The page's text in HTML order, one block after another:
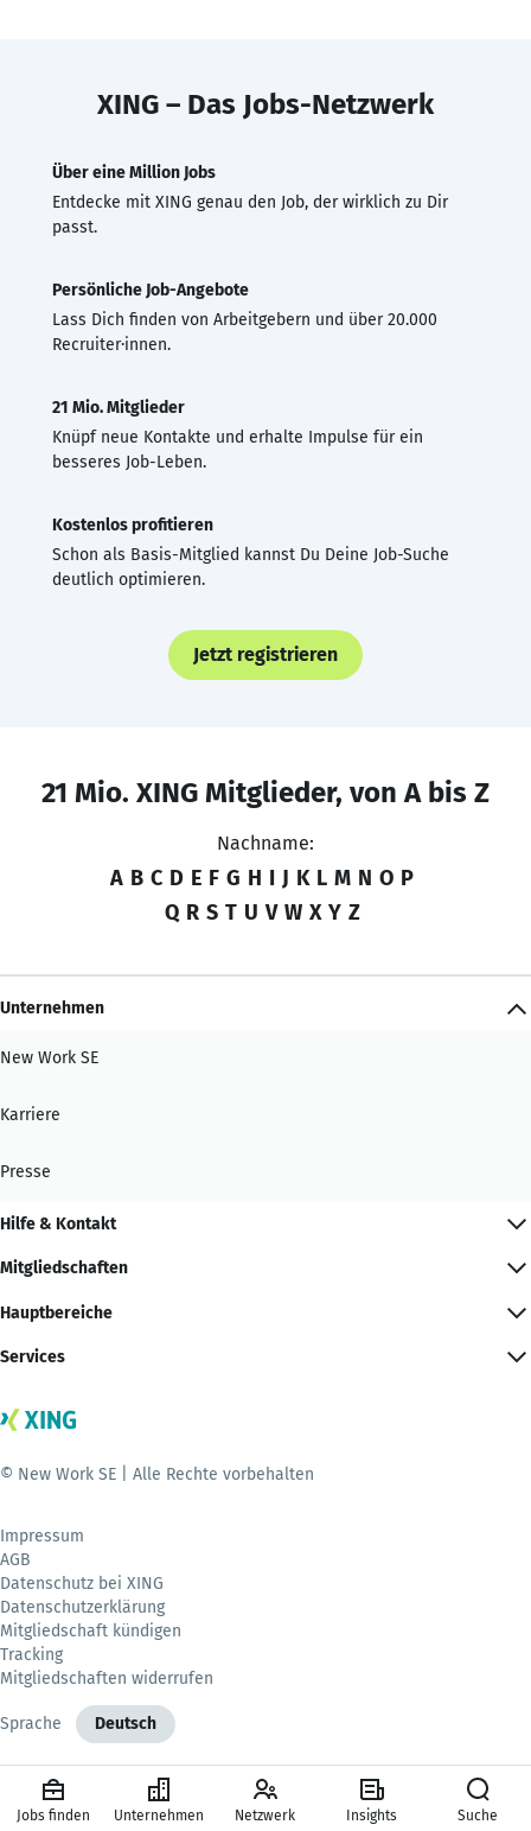
XING – Das Jobs-Netzwerk
Über eine Million Jobs
Entdecke mit XING genau den Job, der wirklich zu Dir
passt.
Persönliche Job-Angebote
Lass Dich finden von Arbeitgebern und über 20.000
Recruiter·innen.
21 Mio. Mitglieder
Knüpf neue Kontakte und erhalte Impulse für ein
besseres Job-Leben.
Kostenlos profitieren
Schon als Basis-Mitglied kannst Du Deine Job-Suche
deutlich optimieren.
Jetzt registrieren
21 Mio. XING Mitglieder, von A bis Z
Nachname:
A B C D E F G H I J K L M N O P
Q R S T U V W X Y Z
Unternehmen
New Work SE
Karriere
Presse
Hilfe & Kontakt
Mitgliedschaften
Hauptbereiche
Services
© New Work SE | Alle Rechte vorbehalten
Impressum
AGB
Datenschutz bei XING
Datenschutzerklärung
Mitgliedschaft kündigen
Tracking
Mitgliedschaften widerrufen
Sprache Deutsch
Jobs finden Unternehmen Netzwerk Insights Suche